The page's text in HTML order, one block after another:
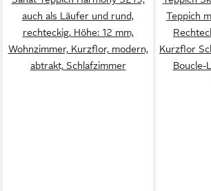
auch als Läufer und rund,
rechteckig, Höhe: 12 mm,
Wohnzimmer, Kurzflor, modern,
abtrakt, Schlafzimmer
Teppich
Kurzflor
Boucle-